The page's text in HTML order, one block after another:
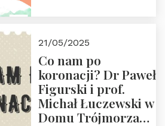
Zapraszamy do
zapisów.
21/05/2025
Co nam po
koronacji? Dr Paweł
Figurski i prof.
Michał Łuczewski w
Domu Trójmorza